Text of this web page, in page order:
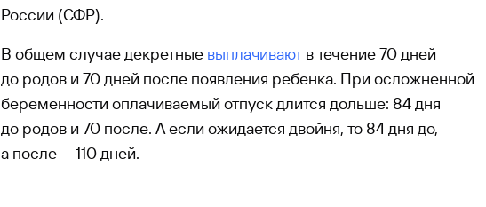
России (СФР).
В общем случае декретные выплачивают в течение 70 дней
до родов и 70 дней после появления ребенка. При осложненной
беременности оплачиваемый отпуск длится дольше: 84 дня
до родов и 70 после. А если ожидается двойня, то 84 дня до,
а после — 110 дней.